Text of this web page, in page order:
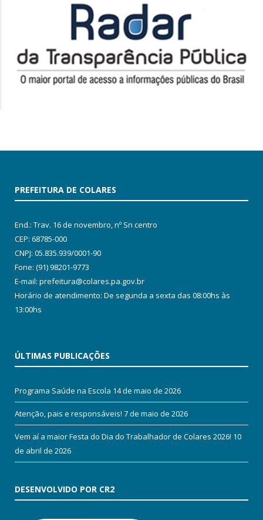
PREFEITURA DE COLARES
End.: Trav. 16 de novembro, nº Sn centro
CEP: 68785-000
CNPJ: 05.835.939/0001-90
Fone: (91) 98201-9773
E-mail: prefeitura@colares.pa.gov.br
Horário de atendimento: De segunda a sexta das 08:00hs às
13:00hs
ÚLTIMAS PUBLICAÇÕES
Programa Saúde na Escola 14 de maio de 2026
Atenção, pais e responsáveis! 7 de maio de 2026
Vem aí a maior Festa do Dia do Trabalhador de Colares 2026! 10
de abril de 2026
DESENVOLVIDO POR CR2